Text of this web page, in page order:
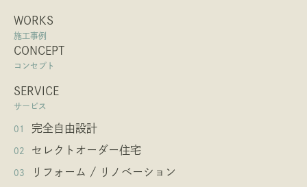
WORKS
施工事例
CONCEPT
コンセプト
SERVICE
サービス
01 完全自由設計
02 セレクトオーダー住宅
03
リフォーム / リノベーション